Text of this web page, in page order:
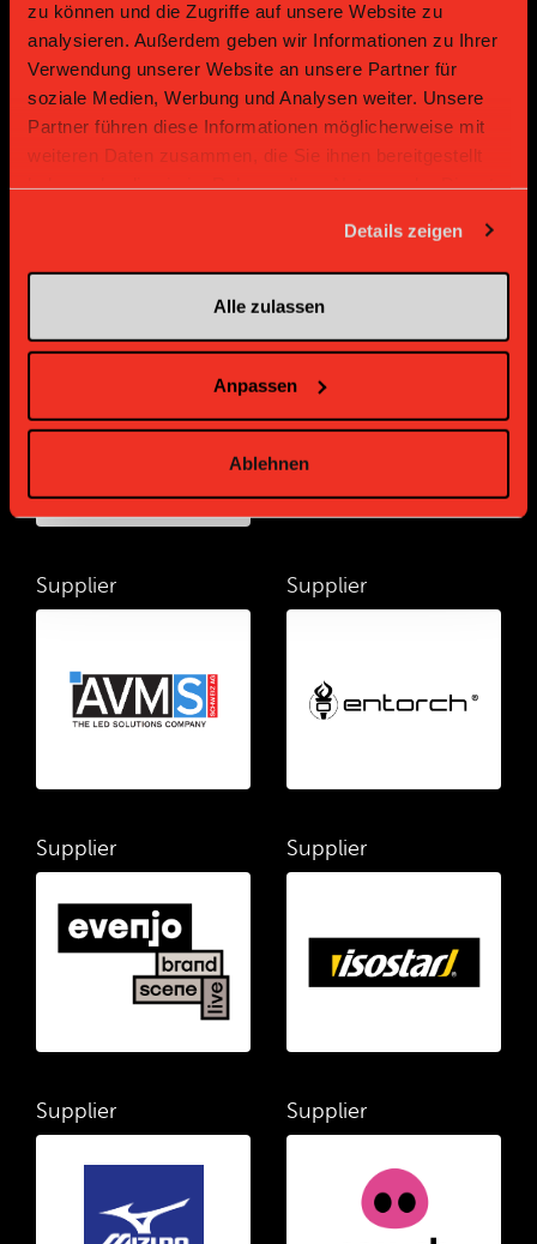
zu können und die Zugriffe auf unsere Website zu
analysieren. Außerdem geben wir Informationen zu Ihrer
Verwendung unserer Website an unsere Partner für
soziale Medien, Werbung und Analysen weiter. Unsere
Partner führen diese Informationen möglicherweise mit
weiteren Daten zusammen, die Sie ihnen bereitgestellt
Details zeigen
Alle zulassen
Anpassen
Ablehnen
Gold Partner Gold Partner
Supplier Supplier
Supplier Supplier
Supplier Supplier